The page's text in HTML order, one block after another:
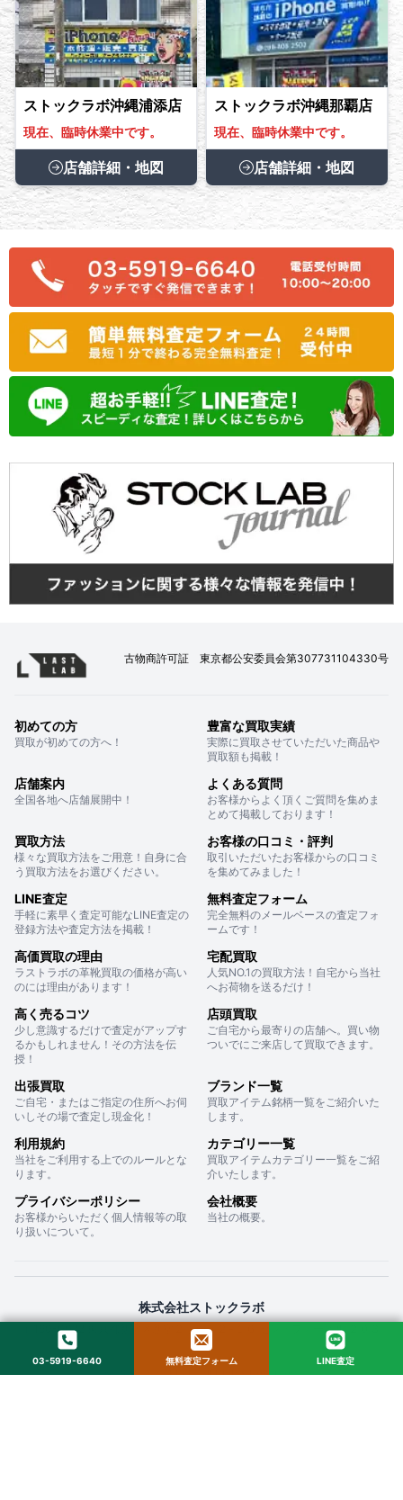
ストックラボ沖縄浦添店
現在、臨時休業中です。
店舗詳細・地図
ストックラボ沖縄那覇店
現在、臨時休業中です。
店舗詳細・地図
古物商許可証 東京都公安委員会第307731104330号
初めての方
買取が初めての方へ！
豊富な買取実績
実際に買取させていただいた商品や
買取額も掲載！
店舗案内
全国各地へ店舗展開中！
よくある質問
お客様からよく頂くご質問を集めま
とめて掲載しております！
買取方法
様々な買取方法をご用意！自身に合
う買取方法をお選びください。
お客様の口コミ・評判
取引いただいたお客様からの口コミ
を集めてみました！
LINE査定
手軽に素早く査定可能なLINE査定の
登録方法や査定方法を掲載！
無料査定フォーム
完全無料のメールベースの査定フォ
ームです！
高価買取の理由
ラストラボの革靴買取の価格が高い
のには理由があります！
宅配買取
人気NO.1の買取方法！自宅から当社
へお荷物を送るだけ！
高く売るコツ
少し意識するだけで査定がアップす
るかもしれません！その方法を伝
授！
店頭買取
ご自宅から最寄りの店舗へ。買い物
ついでにご来店して買取できます。
出張買取
ご自宅・またはご指定の住所へお伺
いしその場で査定し現金化！
ブランド一覧
買取アイテム銘柄一覧をご紹介いた
します。
利用規約
当社をご利用する上でのルールとな
ります。
カテゴリー一覧
買取アイテムカテゴリー一覧をご紹
介いたします。
プライバシーポリシー
お客様からいただく個人情報等の取
り扱いについて。
会社概要
当社の概要。
株式会社ストックラボ
〒160-0022 東京都新宿区新宿２丁目１２−１６ セントフォービル ２０３
© 2025 StockLab. All Rights Reserved.
03-5919-6640 無料査定フォーム LINE査定